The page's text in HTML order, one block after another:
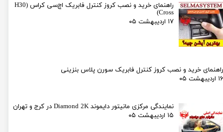
راهنمای خرید و نصب کروز کنترل فابریک اچ‌سی کراس (H30
Cross)
۱۷ اردیبهشت ۰۵
راهنمای خرید و نصب کروز کنترل فابریک سورن پلاس بنزینی
۱۶ اردیبهشت ۰۵
نمایندگی مرکزی مانیتور دایموند Diamond 2K در کرج و تهران
۱۵ اردیبهشت ۰۵